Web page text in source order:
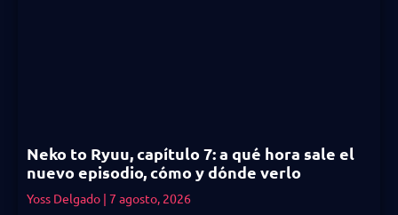
Neko to Ryuu, capítulo 7: a qué hora sale el
nuevo episodio, cómo y dónde verlo
Yoss Delgado 7 agosto, 2026